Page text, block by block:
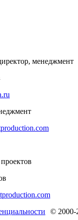
менеджмент
© 2000-